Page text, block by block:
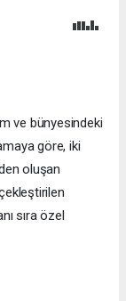
ve bünyesindeki
göre, iki
oluşan
sıra özel